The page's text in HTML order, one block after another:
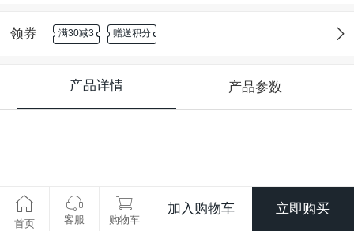
领券 满30减3 赠送积分
产品详情 产品参数
首页 客服 购物车
加入购物车 立即购买